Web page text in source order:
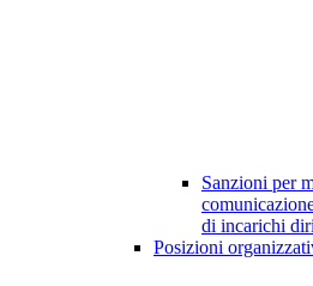
Sanzioni per
di incarichi
Posizioni